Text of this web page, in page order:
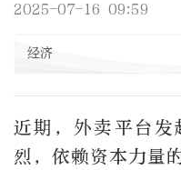
2025-07-16 09:59
经济
近期，外卖平台发
烈，依赖资本力量